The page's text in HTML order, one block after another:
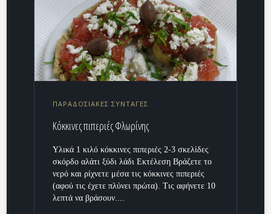
ΠΑΡΑΔΟΣΙΑΚΕΣ ΣΥΝΤΑΓΕΣ
Κόκκινες πιπεριές Φλωρίνης
Υλικά 1 κιλό κόκκινες πιπεριές 2-3 σκελίδες
σκόρδο αλάτι ξύδι λάδι Εκτέλεση Βράζετε το
νερό και ρίχνετε μέσα τις κόκκινες πιπεριές
(αφού τις έχετε πλύνει πρώτα). Τις αφήνετε 10
λεπτά να βράσουν....